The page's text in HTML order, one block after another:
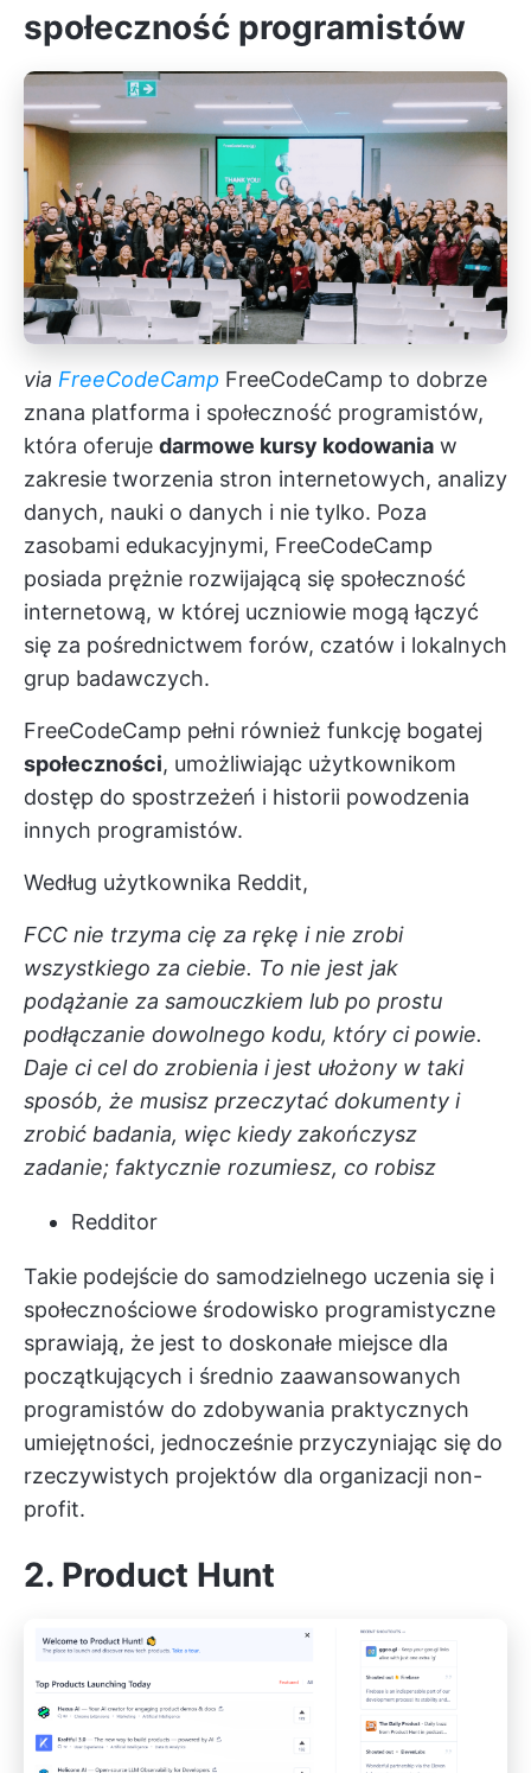
społeczność programistów
via FreeCodeCamp FreeCodeCamp to dobrze
znana platforma i społeczność programistów,
która oferuje darmowe kursy kodowania w
zakresie tworzenia stron internetowych, analizy
danych, nauki o danych i nie tylko. Poza
zasobami edukacyjnymi, FreeCodeCamp
posiada prężnie rozwijającą się społeczność
internetową, w której uczniowie mogą łączyć
się za pośrednictwem forów, czatów i lokalnych
grup badawczych.
FreeCodeCamp pełni również funkcję bogatej
społeczności, umożliwiając użytkownikom
dostęp do spostrzeżeń i historii powodzenia
innych programistów.
Według użytkownika Reddit,
FCC nie trzyma cię za rękę i nie zrobi
wszystkiego za ciebie. To nie jest jak
podążanie za samouczkiem lub po prostu
podłączanie dowolnego kodu, który ci powie.
Daje ci cel do zrobienia i jest ułożony w taki
sposób, że musisz przeczytać dokumenty i
zrobić badania, więc kiedy zakończysz
zadanie; faktycznie rozumiesz, co robisz
Redditor
Takie podejście do samodzielnego uczenia się i
społecznościowe środowisko programistyczne
sprawiają, że jest to doskonałe miejsce dla
początkujących i średnio zaawansowanych
programistów do zdobywania praktycznych
umiejętności, jednocześnie przyczyniając się do
rzeczywistych projektów dla organizacji non-
profit.
2. Product Hunt